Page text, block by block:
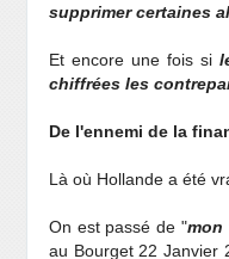
supprimer certaines
Et encore une fois si
chiffrées les
De l'ennemi de la
Là où Hollande a été
On est passé de "mon
au Bourget 22 Janvier